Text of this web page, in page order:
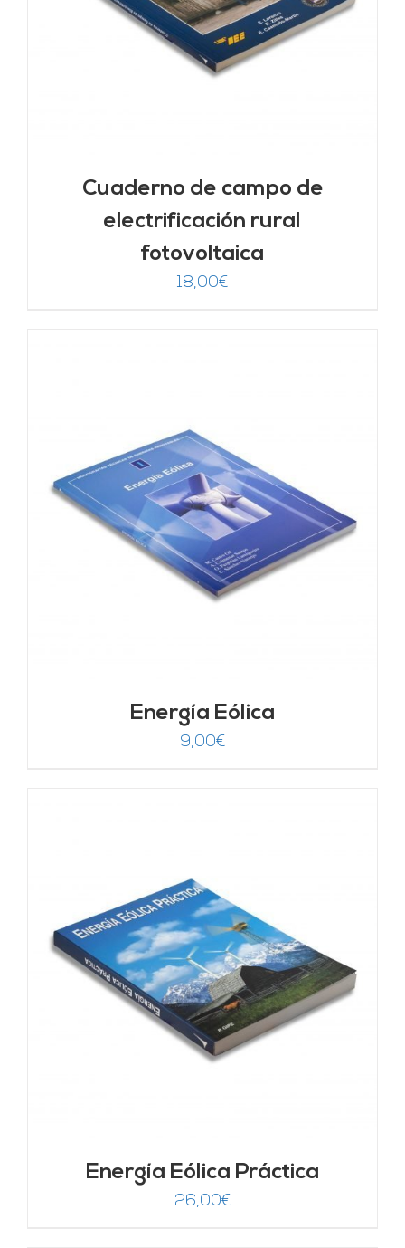
Cuaderno de campo de
electrificación rural
fotovoltaica
18,00€
Energía Eólica
9,00€
Energía Eólica Práctica
26,00€